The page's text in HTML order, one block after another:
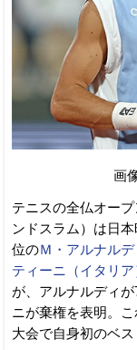
画
テニスの全仏オー
ンドスラム）は日
位のＭ・アルナルデ
ティーニ（イタリア
が、アルナルディ
ニが棄権を表明。
大会で自身初のベス